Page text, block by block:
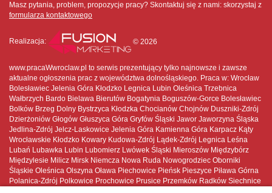
Masz pytania, problem, propozycje pracy? Skontaktuj się z nami: skorzystaj z
formularza kontaktowego
Realizacja: © 2026
www.pracaWwroclaw.pl to serwis prezentujący tylko najnowsze i zawsze
aktualne ogłoszenia prac z województwa dolnośląskiego. Praca w: Wrocław
Bolesławiec Jelenia Góra Kłodzko Legnica Lubin Oleśnica Trzebnica
Wałbrzych Bardo Bielawa Bierutów Bogatynia Boguszów-Gorce Bolesławiec
Bolków Brzeg Dolny Bystrzyca Kłodzka Chocianów Chojnów Duszniki-Zdrój
Dzierżoniów Głogów Głuszyca Góra Gryfów Śląski Jawor Jaworzyna Śląska
Jedlina-Zdrój Jelcz-Laskowice Jelenia Góra Kamienna Góra Karpacz Kąty
Wrocławskie Kłodzko Kowary Kudowa-Zdrój Lądek-Zdrój Legnica Leśna
Lubań Lubawka Lubin Lubomierz Lwówek Śląski Mieroszów Międzybórz
Międzylesie Milicz Mirsk Niemcza Nowa Ruda Nowogrodziec Oborniki
Śląskie Oleśnica Olszyna Oława Piechowice Pieńsk Pieszyce Piława Górna
Polanica-Zdrój Polkowice Prochowice Prusice Przemków Radków Siechnice